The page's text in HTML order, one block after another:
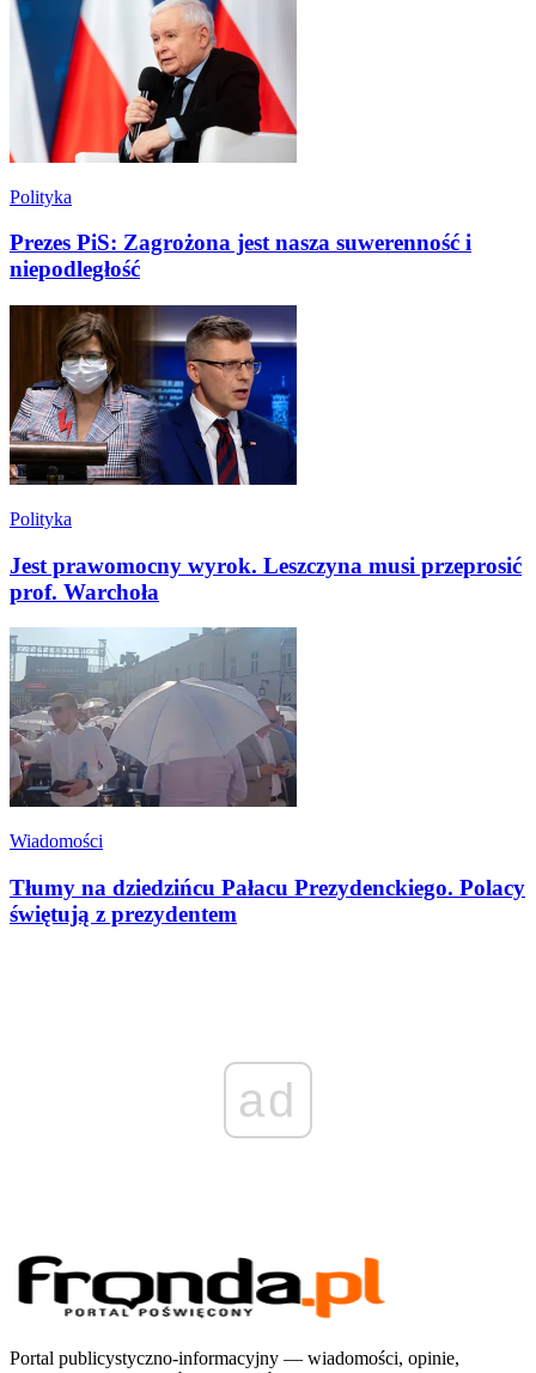
Polityka
Prezes PiS: Zagrożona jest nasza suwerenność i
niepodległość
Polityka
Jest prawomocny wyrok. Leszczyna musi przeprosić
prof. Warchoła
Wiadomości
Tłumy na dziedzińcu Pałacu Prezydenckiego. Polacy
świętują z prezydentem
ad
Portal publicystyczno-informacyjny — wiadomości, opinie,